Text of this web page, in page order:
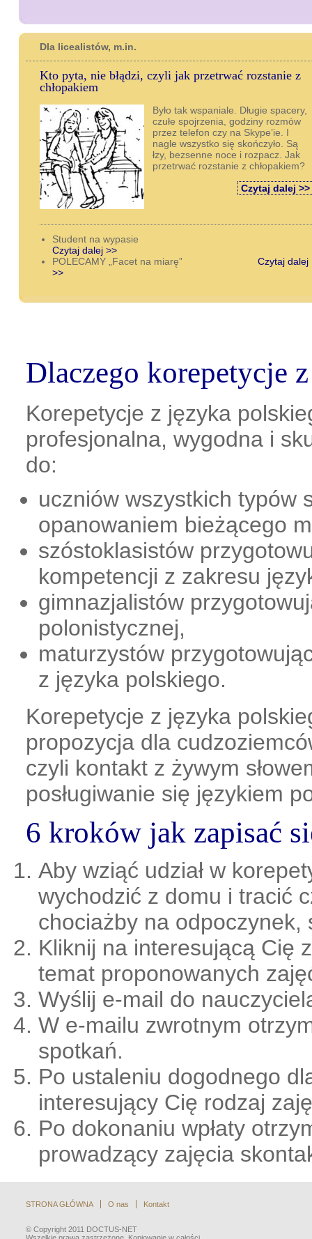
Dla licealistów, m.in.
Kto pyta, nie błądzi, czyli jak przetrwać rozstanie z
chłopakiem
Było tak wspaniale. Długie spacery,
czułe spojrzenia, godziny rozmów
przez telefon czy na Skype’ie. I
nagle wszystko się skończyło. Są
łzy, bezsenne noce i rozpacz. Jak
przetrwać rozstanie z chłopakiem?
Czytaj dalej >>
Student na wypasie
Czytaj dalej >>
POLECAMY „Facet na miarę” Czytaj dalej
>>
Dlaczego korepetycje
Korepetycje z języka
profesjonalna, wygodna i
do:
uczniów wszystkich typów
opanowaniem bieżącego
szóstoklasistów
kompetencji z zakresu
gimnazjalistów
polonistycznej,
maturzystów
z języka polskiego.
Korepetycje z języka
propozycja dla
czyli kontakt z żywym
posługiwanie się językiem
6 kroków jak zapisać
Aby wziąć udział w
wychodzić z domu i tracić
chociażby na
Kliknij na interesującą Cię
temat proponowanych
Wyślij e-mail do
W e-mailu zwrotnym
spotkań.
Po ustaleniu dogodnego
interesujący Cię rodzaj
Po dokonaniu wpłaty
prowadzący zajęcia
STRONA GŁÓWNA O nas Kontakt
© Copyright 2011 DOCTUS-NET